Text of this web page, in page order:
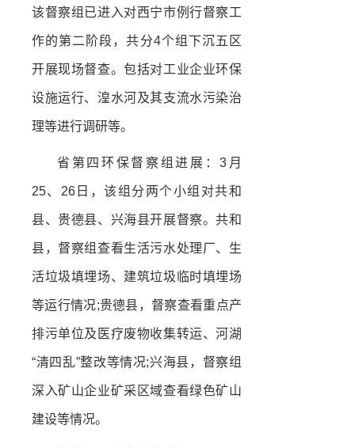
该督察组已进入对西宁市例行督察工
作的第二阶段，共分4个组下沉五区
开展现场督查。包括对工业企业环保
设施运行、湟水河及其支流水污染治
理等进行调研等。
省第四环保督察组进展：3月
25、26日，该组分两个小组对共和
县、贵德县、兴海县开展督察。共和
县，督察组查看生活污水处理厂、生
活垃圾填埋场、建筑垃圾临时填埋场
等运行情况;贵德县，督察查看重点产
排污单位及医疗废物收集转运、河湖
“清四乱”整改等情况;兴海县，督察组
深入矿山企业矿采区域查看绿色矿山
建设等情况。